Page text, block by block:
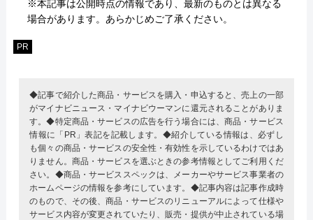
※本記事は公開時点の情報であり、最新のものとは異なる
場合があります。あらかじめご了承ください。
PR
◆記事で紹介した商品・サービスを購入・申込すると、売上の一部
がマイナビニュース・マイナビウーマンに還元されることがありま
す。◆特定商品・サービスの広告を行う場合には、商品・サービス
情報に「PR」表記を記載します。◆紹介している情報は、必ずし
も個々の商品・サービスの安全性・有効性を示しているわけではあ
りません。商品・サービスを選ぶときの参考情報としてご利用くだ
さい。◆商品・サービススペックは、メーカーやサービス事業者の
ホームページの情報を参考にしています。◆記事内容は記事作成時
のもので、その後、商品・サービスのリニューアルによって仕様や
サービス内容が変更されていたり、販売・提供が中止されている場